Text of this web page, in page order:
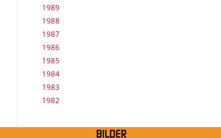
1989
1988
1987
1986
1985
1984
1983
1982